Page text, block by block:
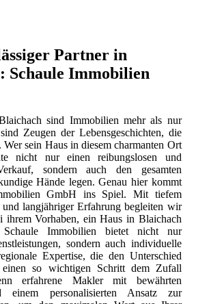
Partner in
Schaule Immobilien
sind Immobilien mehr als nur
Zeugen der Lebensgeschichten, die
Wer sein Haus in diesem charmanten Ort
nicht nur einen reibungslosen und
sondern auch den gesamten
Hände legen. Genau hier kommt
GmbH ins Spiel. Mit tiefem
und langjähriger Erfahrung begleiten wir
ihrem Vorhaben, ein Haus in Blaichach
Immobilien bietet nicht nur
sondern auch individuelle
Expertise, die den Unterschied
einen so wichtigen Schritt dem Zufall
erfahrene Makler mit bewährten
einem personalisierten Ansatz zur